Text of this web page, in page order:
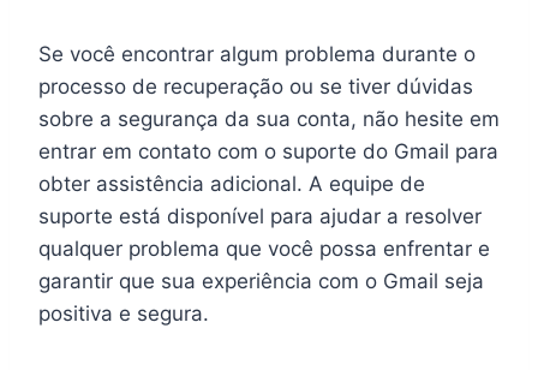
Se você encontrar algum problema durante o
processo de recuperação ou se tiver dúvidas
sobre a segurança da sua conta, não hesite em
entrar em contato com o suporte do Gmail para
obter assistência adicional. A equipe de
suporte está disponível para ajudar a resolver
qualquer problema que você possa enfrentar e
garantir que sua experiência com o Gmail seja
positiva e segura.